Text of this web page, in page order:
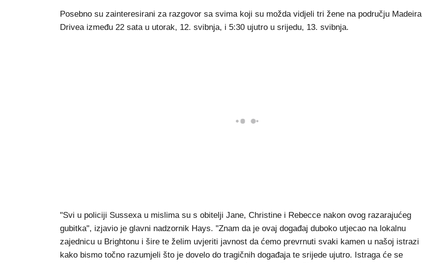
Posebno su zainteresirani za razgovor sa svima koji su možda vidjeli tri žene na području Madeira
Drivea između 22 sata u utorak, 12. svibnja, i 5:30 ujutro u srijedu, 13. svibnja.
"Svi u policiji Sussexa u mislima su s obitelji Jane, Christine i Rebecce nakon ovog razarajućeg
gubitka", izjavio je glavni nadzornik Hays. "Znam da je ovaj događaj duboko utjecao na lokalnu
zajednicu u Brightonu i šire te želim uvjeriti javnost da ćemo prevrnuti svaki kamen u našoj istrazi
kako bismo točno razumjeli što je dovelo do tragičnih događaja te srijede ujutro. Istraga će se